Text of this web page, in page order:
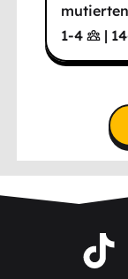
1-4
| 14